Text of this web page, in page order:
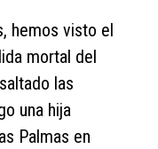
hemos visto el
mortal del
las
una hija
Palmas en